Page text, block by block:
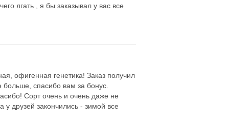
лгать , я бы заказывал у вас все
офигенная генетика! Заказ получил
больше, спасибо вам за бонус.
Сорт очень и очень даже не
у друзей закончились - зимой все